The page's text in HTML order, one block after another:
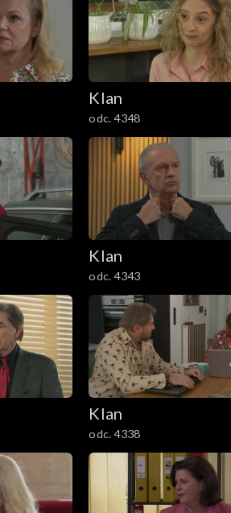
Klan
odc. 4348
Klan
odc. 4343
Klan
odc. 4338